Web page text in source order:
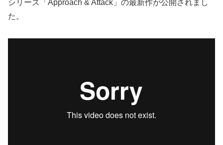
シリーズ「Approach & Attack」の最新作が公開されまし
た。